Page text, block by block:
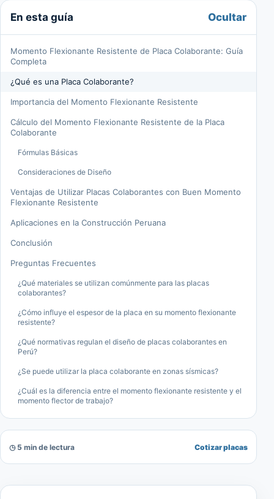
En esta guía Ocultar
Momento Flexionante Resistente de Placa Colaborante: Guía
Completa
¿Qué es una Placa Colaborante?
Importancia del Momento Flexionante Resistente
Cálculo del Momento Flexionante Resistente de la Placa
Colaborante
Fórmulas Básicas
Consideraciones de Diseño
Ventajas de Utilizar Placas Colaborantes con Buen Momento
Flexionante Resistente
Aplicaciones en la Construcción Peruana
Conclusión
Preguntas Frecuentes
¿Qué materiales se utilizan comúnmente para las placas
colaborantes?
¿Cómo influye el espesor de la placa en su momento flexionante
resistente?
¿Qué normativas regulan el diseño de placas colaborantes en
Perú?
¿Se puede utilizar la placa colaborante en zonas sísmicas?
¿Cuál es la diferencia entre el momento flexionante resistente y el
momento flector de trabajo?
◷ 5 min de lectura Cotizar placas